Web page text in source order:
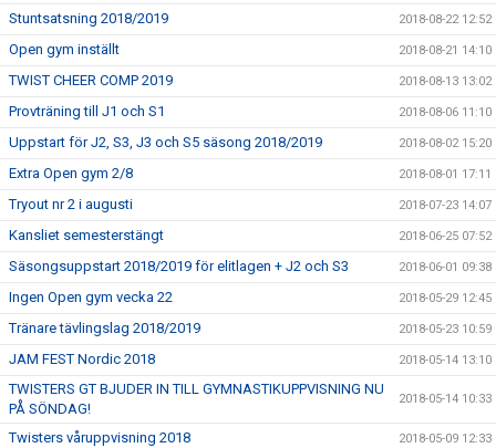
Stuntsatsning 2018/2019 2018-08-22 12:52
Open gym inställt 2018-08-21 14:10
TWIST CHEER COMP 2019 2018-08-13 13:02
Provträning till J1 och S1 2018-08-06 11:10
Uppstart för J2, S3, J3 och S5 säsong 2018/2019 2018-08-02 15:20
Extra Open gym 2/8 2018-08-01 17:11
Tryout nr 2 i augusti 2018-07-23 14:07
Kansliet semesterstängt 2018-06-25 07:52
Säsongsuppstart 2018/2019 för elitlagen + J2 och S3 2018-06-01 09:38
Ingen Open gym vecka 22 2018-05-29 12:45
Tränare tävlingslag 2018/2019 2018-05-23 10:59
JAM FEST Nordic 2018 2018-05-14 13:10
TWISTERS GT BJUDER IN TILL GYMNASTIKUPPVISNING NU
PÅ SÖNDAG!
2018-05-14 10:33
Twisters våruppvisning 2018 2018-05-09 12:33